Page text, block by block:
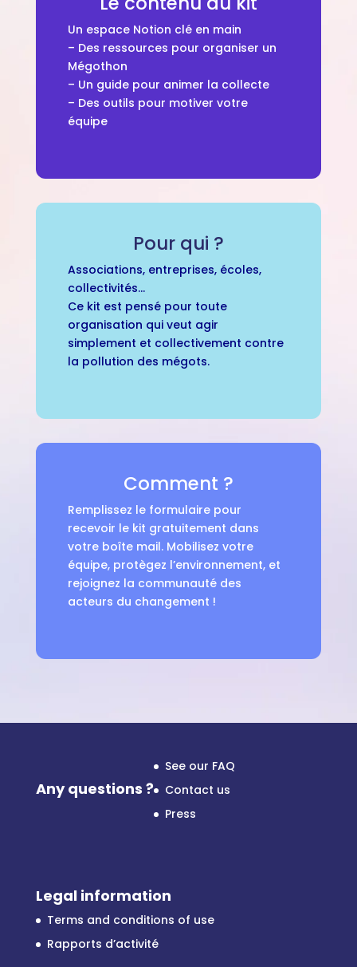
Un espace Notion clé en main
– Des ressources pour organiser un
Mégothon
– Un guide pour animer la collecte
– Des outils pour motiver votre
équipe
Pour qui ?
Associations, entreprises, écoles,
collectivités…
Ce kit est pensé pour toute
organisation qui veut agir
simplement et collectivement contre
la pollution des mégots.
Comment ?
Remplissez le formulaire pour
recevoir le kit gratuitement dans
votre boîte mail. Mobilisez votre
équipe, protègez l’environnement, et
rejoignez la communauté des
acteurs du changement !
Any questions ?
See our FAQ
Contact us
Press
Legal information
Terms and conditions of use
Rapports d’activité